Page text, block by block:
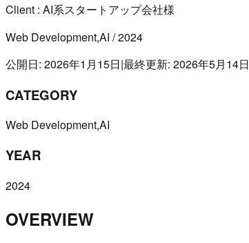
Client : AI系スタートアップ会社様
Web Development,AI /2024
公開日: 2026年1月15日|最終更新: 2026年5月14日
CATEGORY
Web Development,AI
YEAR
2024
OVERVIEW